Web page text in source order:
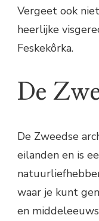
Vergeet ook
heerlijke
Feskekôrka.
De
De Zweedse
eilanden en is
waar je kunt
en